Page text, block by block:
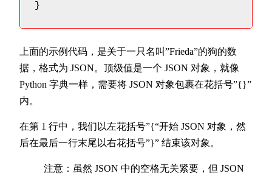
}
上面的示例代码，是关于一只名叫”Frieda”的狗的数
据，格式为 JSON。顶级值是一个 JSON 对象，就像
Python 字典一样，需要将 JSON 对象包裹在花括号”{}”
内。
在第 1 行中，我们以左花括号”{“开始 JSON 对象，然
后在最后一行末尾以右花括号”}” 结束该对象。
注意：虽然 JSON 中的空格无关紧要，但 JSON